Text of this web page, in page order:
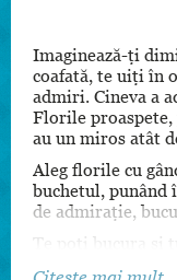
Imaginează-ți
coafată, te uiți în
admiri. Cineva a
Florile proaspete,
au un miros atât
Aleg florile cu
buchetul, punând
de admirație,
Te poți bucura și